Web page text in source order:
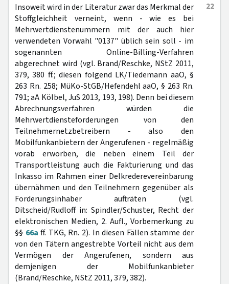
22
Insoweit wird in der Literatur zwar das Merkmal der
Stoffgleichheit verneint, wenn - wie es bei
Mehrwertdienstenummern mit der auch hier
verwendeten Vorwahl "0137" üblich sein soll - im
sogenannten Online-Billing-Verfahren
abgerechnet wird (vgl. Brand/Reschke, NStZ 2011,
379, 380 ff.; diesen folgend LK/Tiedemann aaO, §
263 Rn. 258; MüKo-StGB/Hefendehl aaO, § 263 Rn.
791; aA Kölbel, JuS 2013, 193, 198). Denn bei diesem
Abrechnungsverfahren würden die
Mehrwertdiensteforderungen von den
Teilnehmernetzbetreibern - also den
Mobilfunkanbietern der Angerufenen - regelmäßig
vorab erworben, die neben einem Teil der
Transportleistung auch die Fakturierung und das
Inkasso im Rahmen einer Delkrederevereinbarung
übernähmen und den Teilnehmern gegenüber als
Forderungsinhaber aufträten (vgl.
Ditscheid/Rudloff in: Spindler/Schuster, Recht der
elektronischen Medien, 2. Aufl., Vorbemerkung zu
§§ 66a ff. TKG, Rn. 2). In diesen Fällen stamme der
von den Tätern angestrebte Vorteil nicht aus dem
Vermögen der Angerufenen, sondern aus
demjenigen der Mobilfunkanbieter
(Brand/Reschke, NStZ 2011, 379, 382).